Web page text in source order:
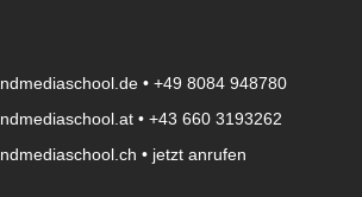
• +49 8084 948780
• +43 660 3193262
• jetzt anrufen